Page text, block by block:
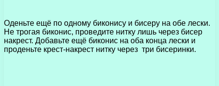
Оденьте ещё по одному биконису и бисеру на обе лески.
Не трогая биконис, проведите нитку лишь через бисер
накрест. Добавьте ещё биконис на оба конца лески и
проденьте крест-накрест нитку через три бисеринки.